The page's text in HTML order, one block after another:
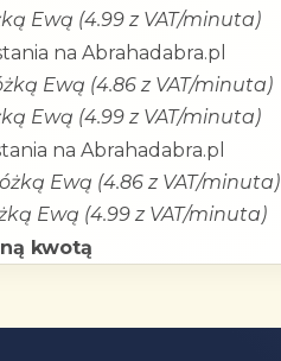
Ewą (4.99 z VAT/minuta)
na Abrahadabra.pl
Ewą (4.86 z VAT/minuta)
Ewą (4.99 z VAT/minuta)
na Abrahadabra.pl
Ewą (4.86 z VAT/minuta)
Ewą (4.99 z VAT/minuta)
kwotą